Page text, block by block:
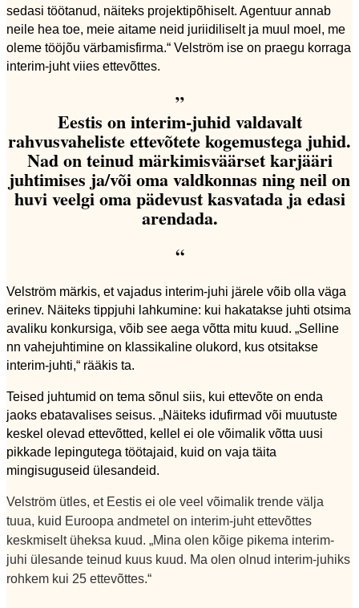
sedasi töötanud, näiteks projektipõhiselt. Agentuur annab
neile hea toe, meie aitame neid juriidiliselt ja muul moel, me
oleme tööjõu värbamisfirma.“ Velström ise on praegu korraga
interim-juht viies ettevõttes.
”
Eestis on interim-juhid valdavalt
rahvusvaheliste ettevõtete kogemustega juhid.
Nad on teinud märkimisväärset karjääri
juhtimises ja/või oma valdkonnas ning neil on
huvi veelgi oma pädevust kasvatada ja edasi
arendada.
“
Velström märkis, et vajadus interim-juhi järele võib olla väga
erinev. Näiteks tippjuhi lahkumine: kui hakatakse juhti otsima
avaliku konkursiga, võib see aega võtta mitu kuud. „Selline
nn vahejuhtimine on klassikaline olukord, kus otsitakse
interim-juhti,“ rääkis ta.
Teised juhtumid on tema sõnul siis, kui ettevõte on enda
jaoks ebatavalises seisus. „Näiteks idufirmad või muutuste
keskel olevad ettevõtted, kellel ei ole võimalik võtta uusi
pikkade lepingutega töötajaid, kuid on vaja täita
mingisuguseid ülesandeid.
Velström ütles, et Eestis ei ole veel võimalik trende välja
tuua, kuid Euroopa andmetel on interim-juht ettevõttes
keskmiselt üheksa kuud. „Mina olen kõige pikema interim-
juhi ülesande teinud kuus kuud. Ma olen olnud interim-juhiks
rohkem kui 25 ettevõttes.“